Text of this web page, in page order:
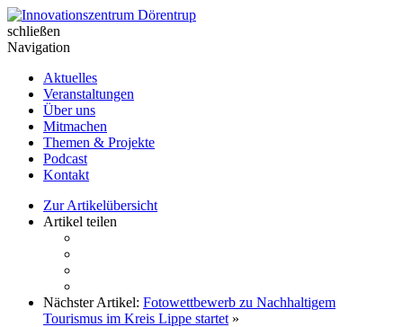
Skip
to
content
Innovationszentrum Dörentrup
schließen
Navigation
Aktuelles
Veranstaltungen
Über uns
Mitmachen
Themen & Projekte
Podcast
Kontakt
Zur Artikelübersicht
Artikel teilen
Nächster Artikel: Fotowettbewerb zu Nachhaltigem
Tourismus im Kreis Lippe startet »